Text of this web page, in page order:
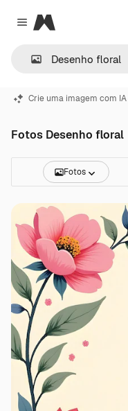
Close menu
Magnific
Crie uma imagem com IA
Fotos Desenho floral
Fotos